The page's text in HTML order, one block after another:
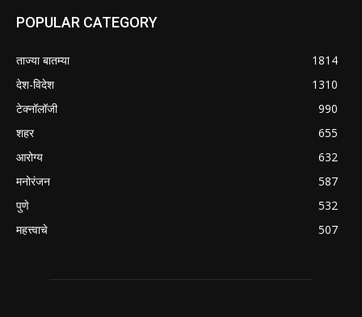
POPULAR CATEGORY
ताज्या बातम्या
1814
देश-विदेश
1310
टेक्नॉलॉजी
990
शहर
655
आरोग्य
632
मनोरंजन
587
पुणे
532
महत्त्वाचे
507